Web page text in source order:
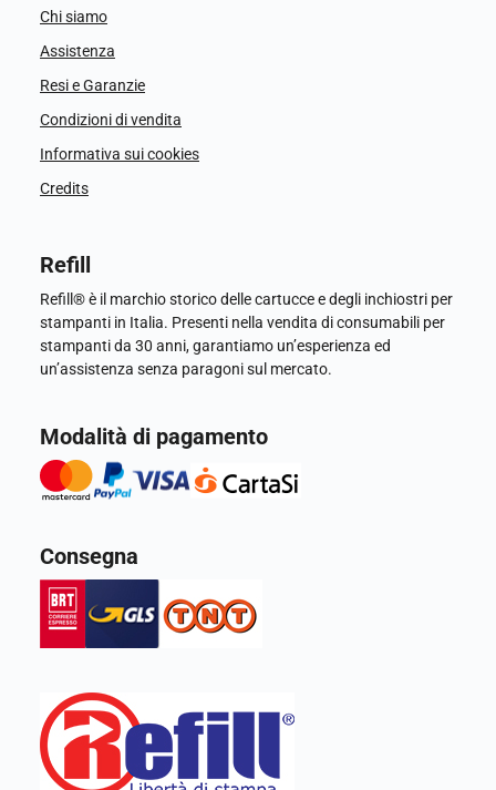
Chi siamo
Assistenza
Resi e Garanzie
Condizioni di vendita
Informativa sui cookies
Credits
Refill
Refill® è il marchio storico delle cartucce e degli inchiostri per
stampanti in Italia. Presenti nella vendita di consumabili per
stampanti da 30 anni, garantiamo un’esperienza ed
un’assistenza senza paragoni sul mercato.
Modalità di pagamento
Consegna